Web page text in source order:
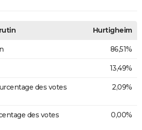
Hurtigheim
86,51%
13,49%
des votes
2,09%
des votes
0,00%